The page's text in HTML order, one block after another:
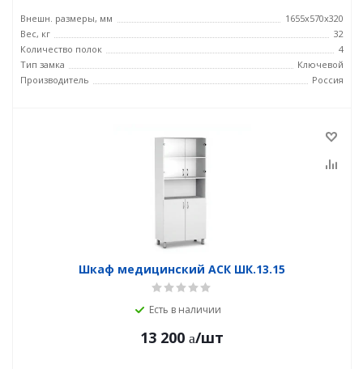
Внешн. размеры, мм
1655х570х320
Вес, кг
32
Количество полок
4
Тип замка
Ключевой
Производитель
Россия
Шкаф медицинский АСК ШК.13.15
Есть в наличии
13 200 /шт